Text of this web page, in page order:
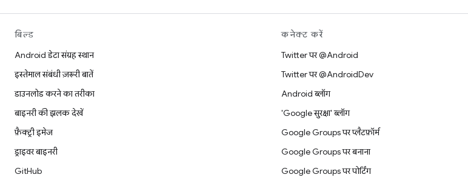
बिल्ड
Android डेटा संग्रह स्थान
इस्तेमाल संबंधी ज़रूरी बातें
डाउनलोड करने का तरीका
बाइनरी की झलक देखें
फ़ैक्ट्री इमेज
ड्राइवर बाइनरी
GitHub
कनेक्ट करें
Twitter पर @Android
Twitter पर @AndroidDev
Android ब्लॉग
'Google सुरक्षा' ब्लॉग
Google Groups पर प्लैटफ़ॉर्म
Google Groups पर बनाना
Google Groups पर पोर्टिंग